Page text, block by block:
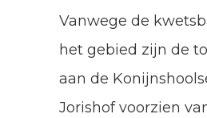
Vanwege de
het gebied zijn de
aan de
Jorishof voorzien